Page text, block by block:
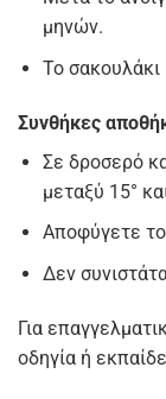
μηνών.
Το σακουλάκι
Συνθήκες
Σε δροσερό
μεταξύ 15°
Αποφύγετε
Δεν
Για
οδηγία ή